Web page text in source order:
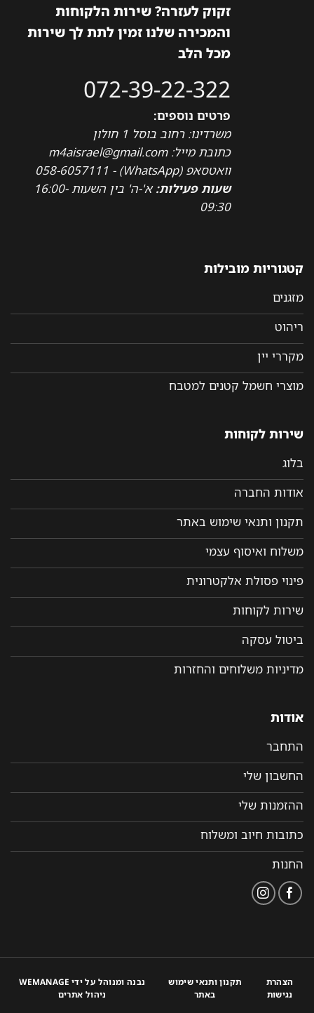
זקוק לעזרה? שירות הלקוחות
והמכירה שלנו זמין לתת לך שירות
מכל הלב
072-39-22-322
פרטים נוספים:
משרדינו: רחוב בוסל 1 חולון
כתובת מייל: m4aisrael@gmail.com
וואטסאפ (WhatsApp) - 058-6057111
שעות פעילות:
א'-ה' בין השעות 16:00-
09:30
קטגוריות מובילות
מזגנים
ריהוט
מקררי יין
מוצרי חשמל קטנים למטבח
שירות לקוחות
בלוג
אודות החברה
תקנון ותנאי שימוש באתר
משלוח ואיסוף עצמי
פינוי פסולת אלקטרונית
שירות לקוחות
ביטול עסקה
מדיניות משלוחים והחזרות
אודות
התחבר
החשבון שלי
ההזמנות שלי
כתובות חיוב ומשלוח
החנות
הצהרת
נגישות
תקנון ותנאי שימוש
באתר
נבנה ומנוהל על ידי WEMANAGE
ניהול אתרים